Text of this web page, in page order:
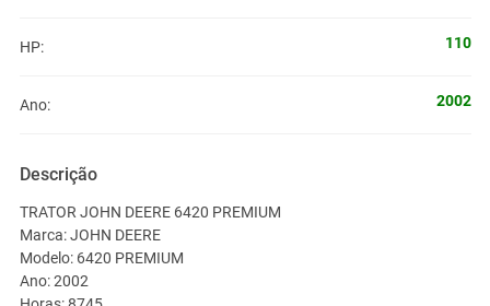
HP: 110
Ano: 2002
Descrição
TRATOR JOHN DEERE 6420 PREMIUM
Marca: JOHN DEERE
Modelo: 6420 PREMIUM
Ano: 2002